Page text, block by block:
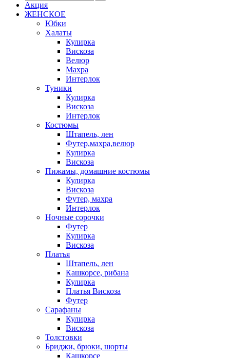
Акция
ЖЕНСКОЕ
Юбки
Халаты
Кулирка
Вискоза
Велюр
Махра
Интерлок
Туники
Кулирка
Вискоза
Интерлок
Костюмы
Штапель, лен
Футер,махра,велюр
Кулирка
Вискоза
Пижамы, домашние костюмы
Кулирка
Вискоза
Футер, махра
Интерлок
Ночные сорочки
Футер
Кулирка
Вискоза
Платья
Штапель, лен
Кашкорсе, рибана
Кулирка
Платья Вискоза
Футер
Сарафаны
Кулирка
Вискоза
Толстовки
Бриджи, брюки, шорты
Кашкорсе